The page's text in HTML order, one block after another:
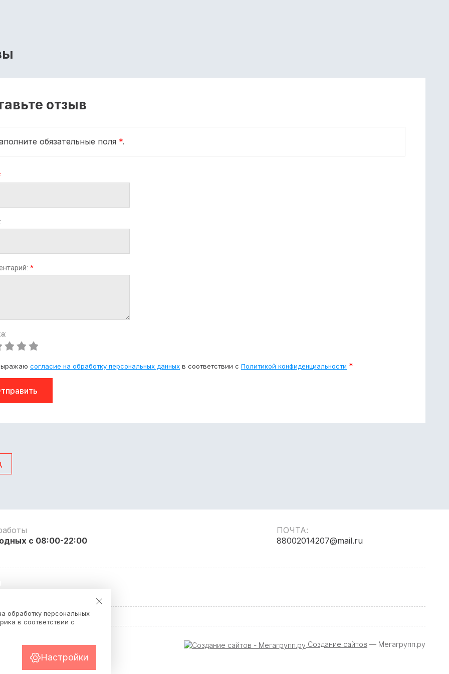
отзыв
обязательные поля *.
*
согласие на обработку персональных данных в соответствии с Политикой конфиденциальности *
с 08:00-22:00
ПОЧТА:
88002014207@mail.ru
Создание сайтов — Мегагрупп.ру
обработку персональных
в соответствии с
Настройки